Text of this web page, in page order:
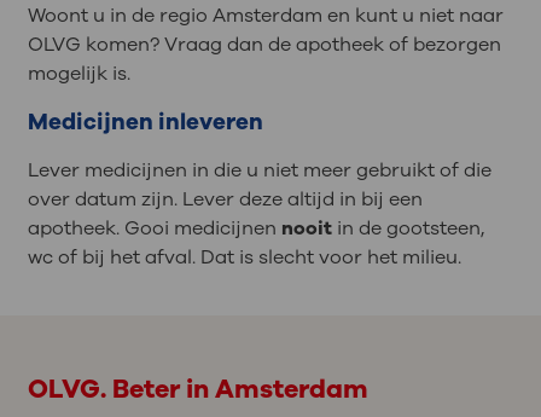
Woont u in de regio Amsterdam en kunt u niet naar
OLVG komen? Vraag dan de apotheek of bezorgen
mogelijk is.
Medicijnen inleveren
Lever medicijnen in die u niet meer gebruikt of die
over datum zijn. Lever deze altijd in bij een
apotheek. Gooi medicijnen nooitin de gootsteen,
wc of bij het afval. Dat is slecht voor het milieu.
OLVG. Beter in Amsterdam